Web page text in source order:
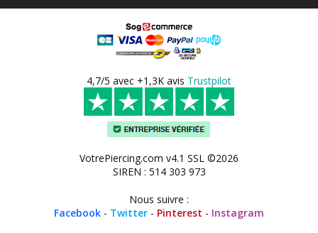
4,7/5 avec +1,3K avis Trustpilot
VotrePiercing.com v4.1 SSL ©2026
SIREN : 514 303 973
Nous suivre :
Facebook - Twitter - Pinterest - Instagram